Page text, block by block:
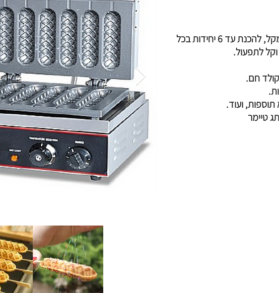
מכשיר להכנת וופל בלגי על מקל, להכנת עד 6 יחידות בכל
לתפעול.
חם.
ועוד.